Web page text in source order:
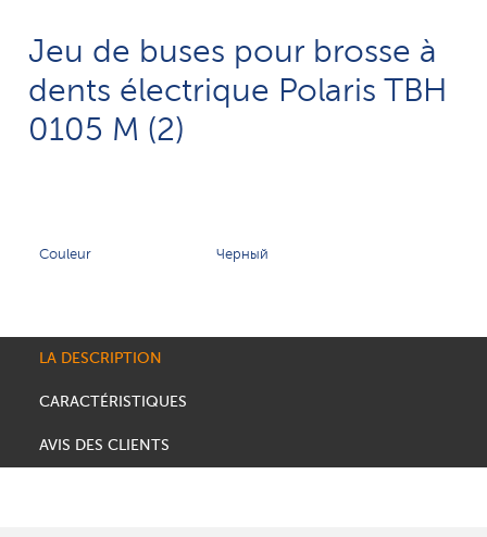
Jeu de buses pour brosse à
dents électrique Polaris TBH
0105 M (2)
Couleur Черный
LA DESCRIPTION
CARACTÉRISTIQUES
AVIS DES CLIENTS